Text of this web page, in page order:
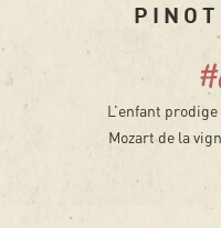
Un
ennuyeux.